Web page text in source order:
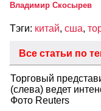
Владимир Скосырев
Тэги: китай, сша,
Все статьи по
Торговый
(слева) ведет
Фото Reuters